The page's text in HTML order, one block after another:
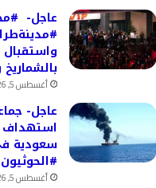
عاجل-
بالشماريخ
أغسطس 5, 2026
عاجل-
استهداف
سعودية
#الحوثيون
أغسطس 5, 2026